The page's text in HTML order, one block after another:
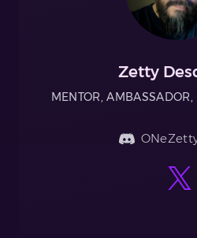
Zetty
MENTOR,